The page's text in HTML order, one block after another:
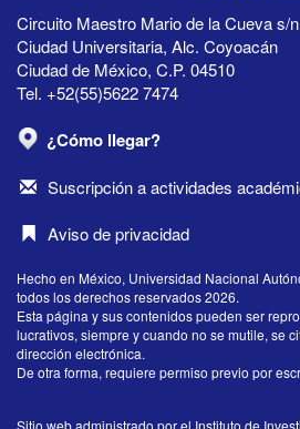
Circuito Maestro Mario de la Cueva s/n
Ciudad Universitaria, Alc. Coyoacán
Ciudad de México, C.P. 04510
Tel. +52(55)5622 7474
¿Cómo llegar?
Suscripción a actividades
Aviso de privacidad
Hecho en México, Universidad Nacional
todos los derechos reservados 2026.
Esta página y sus contenidos pueden ser
lucrativos, siempre y cuando no se mutile, se
dirección electrónica.
De otra forma, requiere permiso previo por
Sitio web administrado por el Instituto de